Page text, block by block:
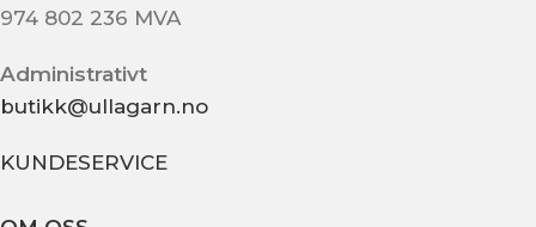
974 802 236 MVA
Administrativt
butikk@ullagarn.no
KUNDESERVICE